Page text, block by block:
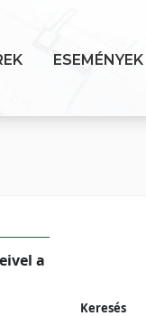
ESEMÉNYEK
a
Keresés